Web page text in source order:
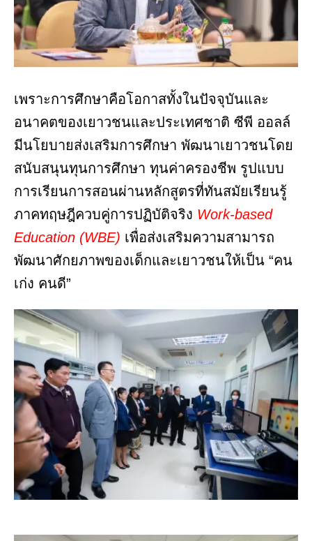
เพราะการศึกษาคือโอกาสทั้งในปัจจุบันและ
อนาคตของเยาวชนและประเทศชาติ ซีพี ออลล์
มีนโยบายส่งเสริมการศึกษา พัฒนาเยาวชนโดย
สนับสนุนทุนการศึกษา ทุนค่าครองชีพ รูปแบบ
การเรียนการสอนผ่านหลักสูตรที่ทันสมัยเรียนรู้
ภาคทฤษฎีควบคู่การปฏิบัติจริง Work-based
Education (WBE) เพื่อส่งเสริมความสามารถ
พัฒนาศักยภาพของเด็กและเยาวชนให้เป็น “คน
เก่ง คนดี”